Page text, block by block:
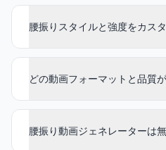
腰振りスタイルと強度をカス
どの動画フォーマットと品質
腰振り動画ジェネレーターは